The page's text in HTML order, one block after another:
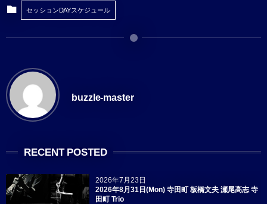
セッションDAYスケジュール
buzzle-master
RECENT POSTED
2026年7月23日
2026年8月31日(Mon) 寺田町 板橋文夫 瀬尾高志 寺
田町 Trio